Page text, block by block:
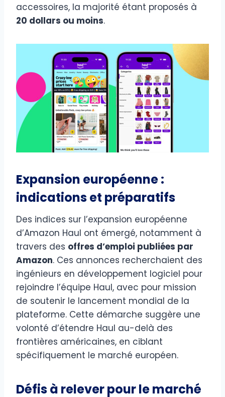
accessoires, la majorité étant proposés à
20 dollars ou moins.
Expansion européenne :
indications et préparatifs
Des indices sur l’expansion européenne
d’Amazon Haul ont émergé, notamment à
travers des offres d’emploi publiées par
Amazon. Ces annonces recherchaient des
ingénieurs en développement logiciel pour
rejoindre l’équipe Haul, avec pour mission
de soutenir le lancement mondial de la
plateforme. Cette démarche suggère une
volonté d’étendre Haul au-delà des
frontières américaines, en ciblant
spécifiquement le marché européen.
Défis à relever pour le marché